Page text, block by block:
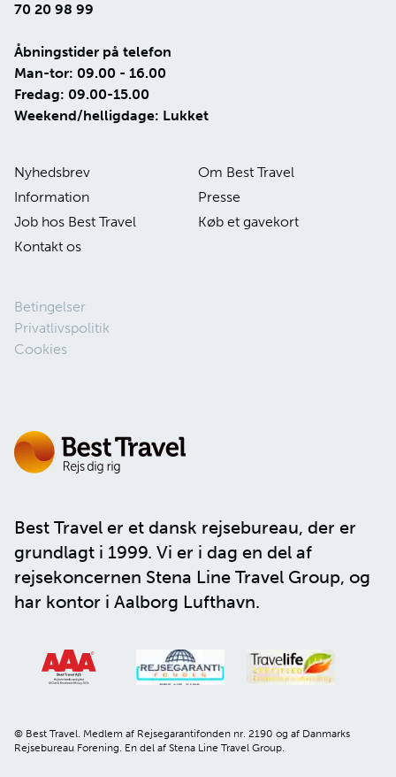
Best Travel er et dansk rejsebureau, der er
grundlagt i 1999. Vi er i dag en del af
rejsekoncernen Stena Line Travel Group, og
har kontor i Aalborg Lufthavn.
© Best Travel. Medlem af Rejsegarantifonden nr. 2190 og af Danmarks
Rejsebureau Forening. En del af Stena Line Travel Group.
70 20 98 99
Åbningstider på telefon
Man-tor: 09.00 - 16.00
Fredag: 09.00-15.00
Weekend/helligdage: Lukket
Nyhedsbrev
Om Best Travel
Information
Presse
Job hos Best Travel
Køb et gavekort
Kontakt os
Betingelser
Privatlivspolitik
Cookies